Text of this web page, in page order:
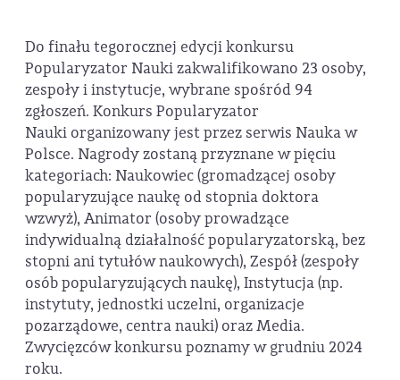
Do finału tegorocznej edycji konkursu
Popularyzator Nauki zakwalifikowano 23 osoby,
zespoły i instytucje, wybrane spośród 94
zgłoszeń. Konkurs Popularyzator
Nauki organizowany jest przez serwis Nauka w
Polsce. Nagrody zostaną przyznane w pięciu
kategoriach: Naukowiec (gromadzącej osoby
popularyzujące naukę od stopnia doktora
wzwyż), Animator (osoby prowadzące
indywidualną działalność popularyzatorską, bez
stopni ani tytułów naukowych), Zespół (zespoły
osób popularyzujących naukę), Instytucja (np.
instytuty, jednostki uczelni, organizacje
pozarządowe, centra nauki) oraz Media.
Zwycięzców konkursu poznamy w grudniu 2024
roku.